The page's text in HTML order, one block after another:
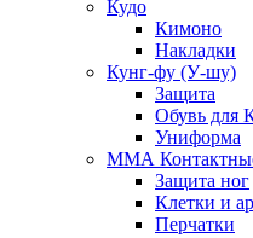
Кудо
Кимоно
Накладки
Кунг-фу (У-шу)
Защита
Обувь для
Униформа
ММА
Защита ног
Клетки и
Перчатки